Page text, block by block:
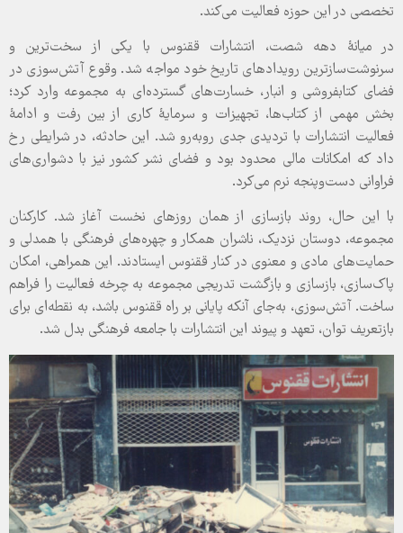
تخصصی در این حوزه فعالیت می‌کند.
در میانۀ دهه شصت، انتشارات ققنوس با یکی از سخت‌ترین و
سرنوشت‌سازترین رویدادهای تاریخ خود مواجه شد. وقوع آتش‌سوزی در
فضای کتابفروشی و انبار، خسارت‌های گسترده‌ای به مجموعه وارد کرد؛
بخش مهمی از کتاب‌ها، تجهیزات و سرمایۀ کاری از بین رفت و ادامۀ
فعالیت انتشارات با تردیدی جدی روبه‌رو شد. این حادثه، در شرایطی رخ
داد که امکانات مالی محدود بود و فضای نشر کشور نیز با دشواری‌های
فراوانی دست‌وپنجه نرم می‌کرد.
با این حال، روند بازسازی از همان روزهای نخست آغاز شد. کارکنان
مجموعه، دوستان نزدیک، ناشران همکار و چهره‌های فرهنگی با همدلی و
حمایت‌های مادی و معنوی در کنار ققنوس ایستادند. این همراهی، امکان
پاک‌سازی، بازسازی و بازگشت تدریجی مجموعه به چرخه فعالیت را فراهم
ساخت. آتش‌سوزی، به‌جای آنکه پایانی بر راه ققنوس باشد، به نقطه‌ای برای
بازتعریف توان، تعهد و پیوند این انتشارات با جامعه فرهنگی بدل شد.